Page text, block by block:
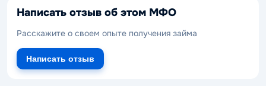
Написать отзыв об этом МФО
Расскажите о своем опыте получения займа
Написать отзыв